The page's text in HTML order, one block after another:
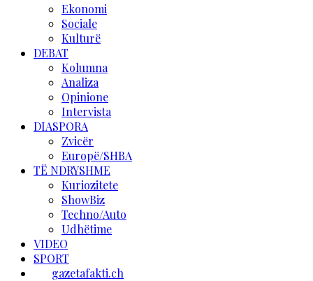
Ekonomi
Sociale
Kulturë
DEBAT
Kolumna
Analiza
Opinione
Intervista
DIASPORA
Zvicër
Europë/SHBA
TË NDRYSHME
Kuriozitete
ShowBiz
Techno/Auto
Udhëtime
VIDEO
SPORT
gazetafakti.ch